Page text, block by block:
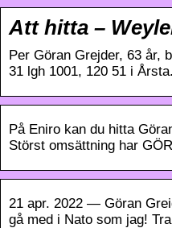
Att hitta –
Per Göran Grejder, 63 år,
31 lgh 1001, 120 51 i
På Eniro kan du hitta
Störst omsättning har
21 apr. 2022 — Göran
gå med i Nato som jag!